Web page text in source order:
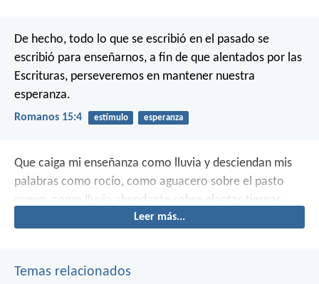
De hecho, todo lo que se escribió en el pasado se
escribió para enseñarnos, a fin de que alentados por las
Escrituras, perseveremos en mantener nuestra
esperanza.
Romanos 15:4 estímulo esperanza
Que caiga mi enseñanza como lluvia y desciendan mis
palabras como rocío, como aguacero sobre el pasto
como lluvia abundante sobre plantas tiernas.
Leer más...
Temas relacionados